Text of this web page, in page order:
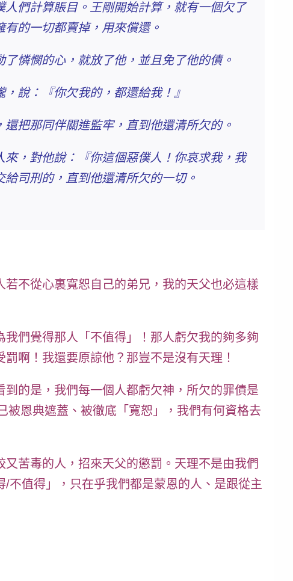
們計算賬目。王剛開始計算，就有一個欠了
的一切都賣掉，用來償還。
憐憫的心， 就放了他，並且免了他的債。
說：『你欠我的，都還給我！』
還把那同伴關進監牢，直到他還清所欠的。
，對他說：『你這個惡僕人！你哀求我，我
司刑的，直到他還清所欠的一切。
若不從心裏寬恕自己的弟兄，我的天父也必這樣
們覺得那人「不值得」！那人虧欠我的夠多夠
啊！我還要原諒他？那豈不是沒有天理！
的是，我們每一個人都虧欠神，所欠的罪債是
恩典遮蓋、被徹底「寬恕」，我們有何資格去
苦毒的人，招來天父的懲罰。 天理不是由我們
/不值得」，只在乎我們都是蒙恩的人、是跟從主